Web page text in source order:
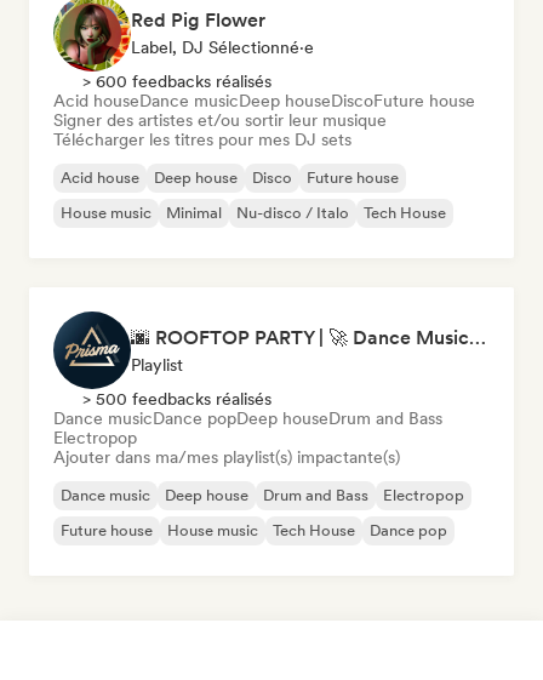
Red Pig Flower
Label, DJ Sélectionné·e
> 600 feedbacks réalisés
Acid houseDance musicDeep houseDiscoFuture house
Signer des artistes et/ou sortir leur musique
Télécharger les titres pour mes DJ sets
Acid house Deep house Disco
Future house
House music
Minimal Nu-disco / Italo Tech House
🌆 ROOFTOP PARTY | 🚀 Dance Music Mix 2026 by Prisma Records
Playlist
> 500 feedbacks réalisés
Dance musicDance popDeep houseDrum and Bass
Electropop
Ajouter dans ma/mes playlist(s) impactante(s)
Dance music Deep house Drum and Bass
Electropop
Future house
House music Tech House Dance pop